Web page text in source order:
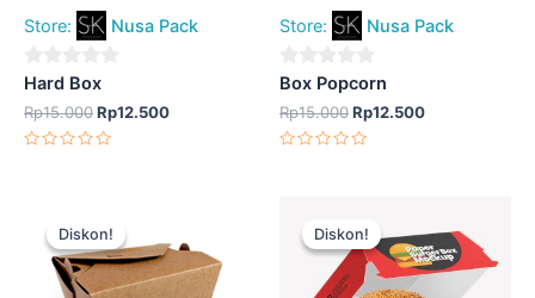
Store: Nusa Pack
0
out
of
Hard Box
Rp15.000Rp12.500
Store: Nusa Pack
0
out
of
Box Popcorn
Rp15.000Rp12.500
Diskon!
Diskon!aslinya
adalah:
Rp15.000.
ini
adalah:
Rp12.500.
Diskon!
Diskon!aslinya
adalah:
Rp15.000.
saat
ini
adalah:
Rp12.500.